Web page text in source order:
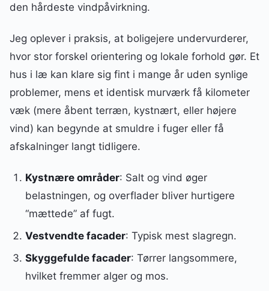
den hårdeste vindpåvirkning.
Jeg oplever i praksis, at boligejere undervurderer,
hvor stor forskel orientering og lokale forhold gør. Et
hus i læ kan klare sig fint i mange år uden synlige
problemer, mens et identisk murværk få kilometer
væk (mere åbent terræn, kystnært, eller højere
vind) kan begynde at smuldre i fuger eller få
afskalninger langt tidligere.
Kystnære områder: Salt og vind øger
belastningen, og overflader bliver hurtigere
“mættede” af fugt.
Vestvendte facader: Typisk mest slagregn.
Skyggefulde facader: Tørrer langsommere,
hvilket fremmer alger og mos.